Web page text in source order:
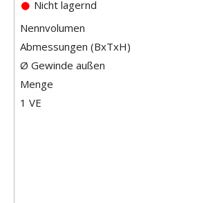
Nicht lagernd
Nennvolumen
Abmessungen (BxTxH)
Ø Gewinde außen
Menge
1 VE